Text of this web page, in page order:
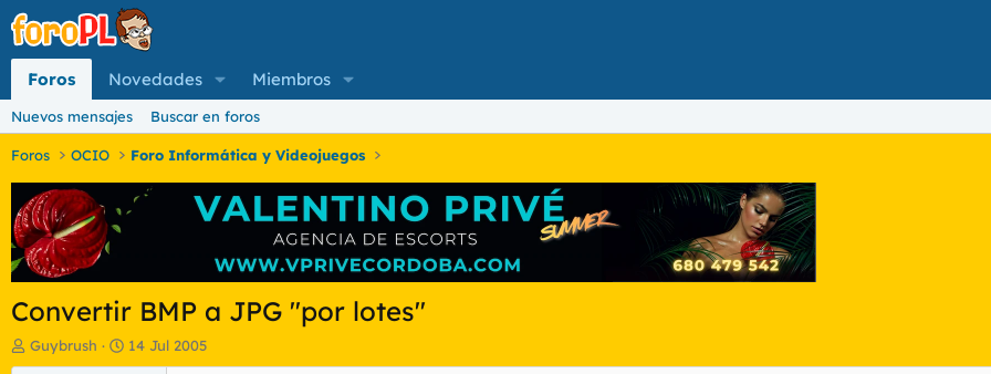
Foros Novedades Miembros
Nuevos mensajes Buscar en foros
Foros OCIO Foro Informática y Videojuegos
Convertir BMP a JPG "por lotes"
I
n
Guybrush
F
e
14 Jul 2005